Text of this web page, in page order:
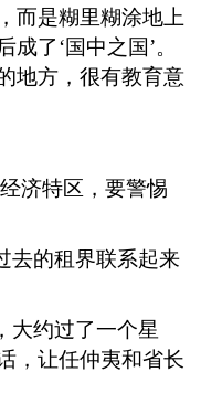
而是糊里糊涂地上
了‘国中之国’。
地方，很有教育意
济特区，要警惕
去的租界联系起来
大约过了一个星
，让任仲夷和省长